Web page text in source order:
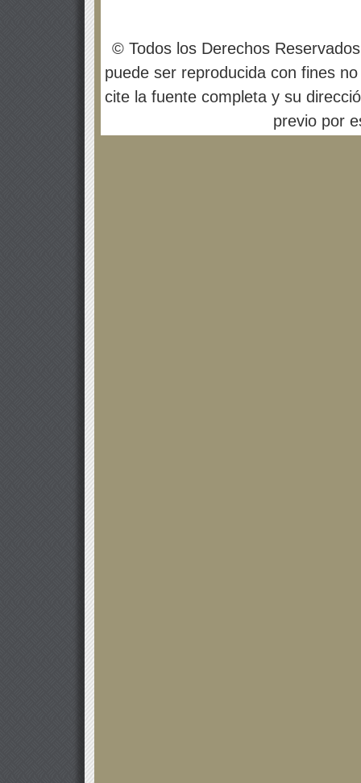
© Todos los Derechos
puede ser reproducida con fines
cite la fuente completa y su
previo por